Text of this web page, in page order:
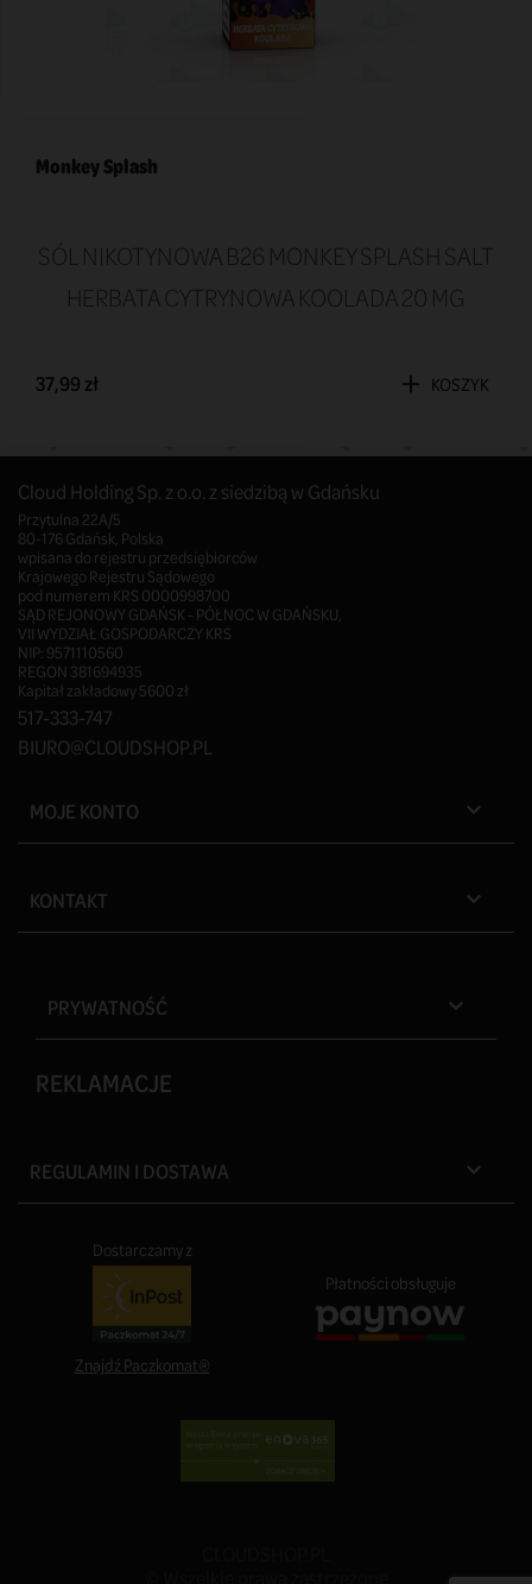
Monkey Splash
SÓL NIKOTYNOWA B26 MONKEY SPLASH SALT
HERBATA CYTRYNOWA KOOLADA 20 MG
37,99 zł KOSZYK
Cloud Holding Sp. z o.o. z siedzibą w Gdańsku
Przytulna 22A/5
80-176 Gdańsk, Polska
wpisana do rejestru przedsiębiorców
Krajowego Rejestru Sądowego
pod numerem KRS 0000998700
SĄD REJONOWY GDAŃSK - PÓŁNOC W GDAŃSKU,
VII WYDZIAŁ GOSPODARCZY KRS
NIP: 9571110560
REGON 381694935
Kapitał zakładowy 5600 zł
517-333-747
BIURO@CLOUDSHOP.PL
MOJE KONTO 
KONTAKT 
PRYWATNOŚĆ 
REKLAMACJE
REGULAMIN I DOSTAWA 
Dostarczamy z
Znajdź Paczkomat®
Płatności obsługuje